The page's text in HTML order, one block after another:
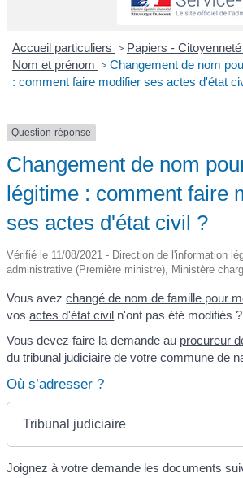
Accueil particuliers > Papiers -
Nom et prénom > Changement de nom
: comment faire modifier ses actes d'état
Question-réponse
Changement de nom
légitime : comment faire
ses actes d'état civil ?
Vérifié le 11/08/2021 - Direction de l'information
administrative (Première ministre), Ministère
Vous avezchangé de nom de famille pour
vosactes d'état civil n'ont pas été modifiés ?
Vous devez faire la demande au procureur
du tribunal judiciaire de votre commune de
Où s’adresser ?
Tribunal judiciaire
Joignez à votre demande les documents